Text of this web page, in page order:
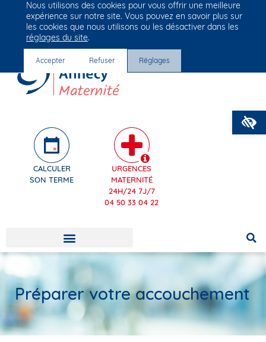
Groupe Vivalto Santé
Entre nous, la vie
CALCULER
SON TERME
URGENCES
MATERNITÉ
24H/24 7J/7
04 50 33 04 22
Préparer votre accouchement
Nous utilisons des cookies pour vous offrir une meilleure
expérience sur notre site. Vous pouvez en savoir plus sur
les cookies que nous utilisons ou les désactiver dans les
réglages du site.
Accepter Refuser Réglages